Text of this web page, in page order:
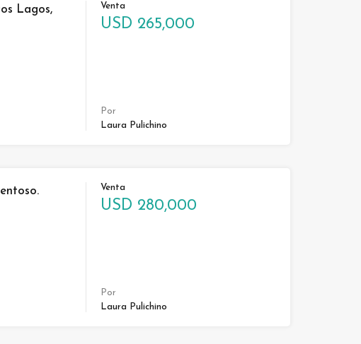
Lagos,
Venta
USD 265,000
Por
Laura Pulichino
Venta
USD 280,000
Por
Laura Pulichino